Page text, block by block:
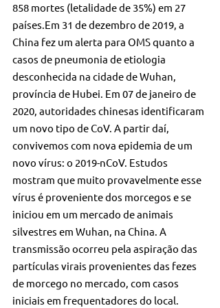
858 mortes (letalidade de 35%) em 27
países.Em 31 de dezembro de 2019, a
China fez um alerta para OMS quanto a
casos de pneumonia de etiologia
desconhecida na cidade de Wuhan,
província de Hubei. Em 07 de janeiro de
2020, autoridades chinesas identificaram
um novo tipo de CoV. A partir daí,
convivemos com nova epidemia de um
novo vírus: o 2019-nCoV. Estudos
mostram que muito provavelmente esse
vírus é proveniente dos morcegos e se
iniciou em um mercado de animais
silvestres em Wuhan, na China. A
transmissão ocorreu pela aspiração das
partículas virais provenientes das fezes
de morcego no mercado, com casos
iniciais em frequentadores do local.